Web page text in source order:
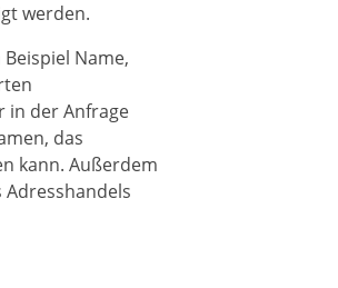
werden.
Name,
in der Anfrage
das
kann. Außerdem
Adresshandels